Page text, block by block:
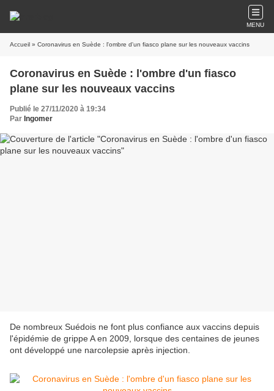
MENU
Accueil » Coronavirus en Suède : l'ombre d'un fiasco plane sur les nouveaux vaccins
Coronavirus en Suède : l'ombre d'un fiasco
plane sur les nouveaux vaccins
Publié le 27/11/2020 à 19:34
Par Ingomer
De nombreux Suédois ne font plus confiance aux vaccins depuis
l'épidémie de grippe A en 2009, lorsque des centaines de jeunes
ont développé une narcolepsie après injection.